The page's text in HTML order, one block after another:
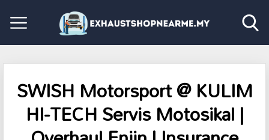
SWISH Motorsport @ KULIM
HI-TECH Servis Motosikal |